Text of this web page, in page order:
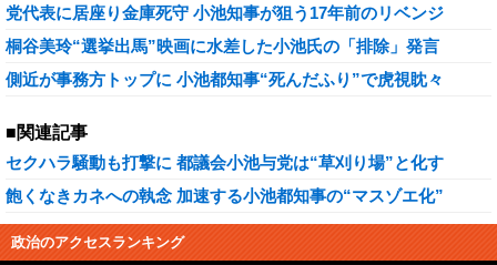
党代表に居座り金庫死守 小池知事が狙う17年前のリベンジ
桐谷美玲“選挙出馬”映画に水差した小池氏の「排除」発言
側近が事務方トップに 小池都知事“死んだふり”で虎視眈々
■関連記事
セクハラ騒動も打撃に 都議会小池与党は“草刈り場”と化す
飽くなきカネへの執念 加速する小池都知事の“マスゾエ化”
政治のアクセスランキング